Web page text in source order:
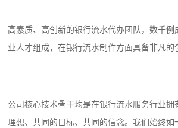
高素质、高创新的银行流水代办团队，数千
业人才组成，在银行流水制作方面具备非凡的
公司核心技术骨干均是在银行流水服务行业
理想、共同的目标、共同的信念。我们始终